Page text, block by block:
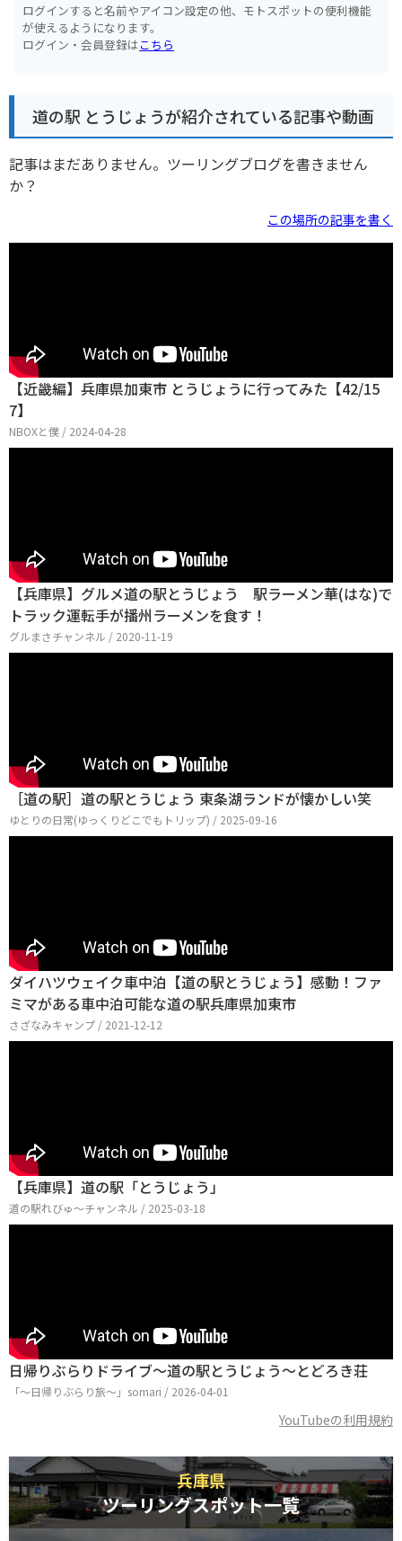
ログインすると名前やアイコン設定の他、モトスポットの便利機能
が使えるようになります。
ログイン・会員登録はこちら
道の駅 とうじょうが紹介されている記事や動画
記事はまだありません。ツーリングブログを書きません
か？
この場所の記事を書く
【近畿編】兵庫県加東市 とうじょうに行ってみた【42/15
7】
NBOXと僕 / 2024-04-28
【兵庫県】グルメ道の駅とうじょう 駅ラーメン華(はな)で
トラック運転手が播州ラーメンを食す！
グルまさチャンネル / 2020-11-19
［道の駅］道の駅とうじょう 東条湖ランドが懐かしい笑
ゆとりの日常(ゆっくりどこでもトリップ) / 2025-09-16
ダイハツウェイク車中泊【道の駅とうじょう】感動！ファ
ミマがある車中泊可能な道の駅兵庫県加東市
さざなみキャンプ / 2021-12-12
【兵庫県】道の駅「とうじょう」
道の駅れびゅ〜チャンネル / 2025-03-18
日帰りぶらりドライブ〜道の駅とうじょう〜とどろき荘
「〜日帰りぶらり旅〜」somari / 2026-04-01
YouTubeの利用規約
兵庫県
ツーリングスポット一覧